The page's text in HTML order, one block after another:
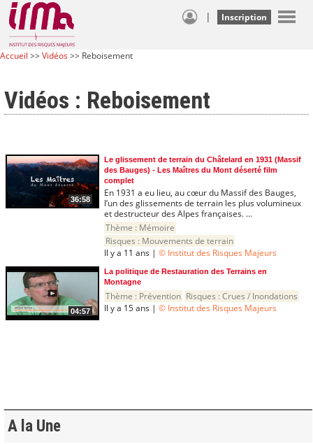
| Inscription
Accueil >>Vidéos>> Reboisement
Vidéos : Reboisement
36:58
Le glissement de terrain du Châtelard en 1931 (Massif
des Bauges) - Les Maîtres du Mont déserté film
complet
En 1931 a eu lieu, au cœur du Massif des Bauges,
l’un des glissements de terrain les plus volumineux
et destructeur des Alpes françaises. ...
Thème : Mémoire
Risques : Mouvements de terrain
Il y a 11 ans | © Institut des Risques Majeurs
04:57
La politique de Restauration des Terrains en
Montagne
Thème : Prévention Risques : Crues / Inondations
Il y a 15 ans | © Institut des Risques Majeurs
A la Une